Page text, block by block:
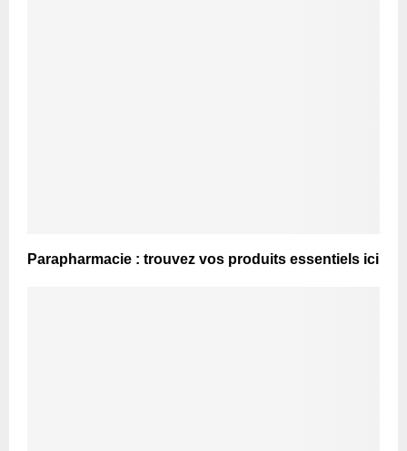
Parapharmacie : trouvez vos produits essentiels ici